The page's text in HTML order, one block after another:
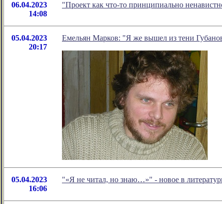
06.04.2023
14:08
"Проект как что-то принципиально
05.04.2023
20:17
Емельян Марков: "Я же вышел из тени
05.04.2023
16:06
"«Я не читал, но знаю…»" - новое в